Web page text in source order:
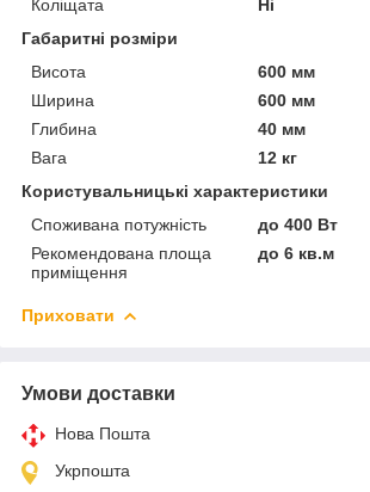
Коліщата
Ні
Габаритні розміри
Висота
600 мм
Ширина
600 мм
Глибина
40 мм
Вага
12 кг
Користувальницькі характеристики
Споживана потужність
до 400 Вт
Рекомендована площа
приміщення
до 6 кв.м
Приховати
Умови доставки
Нова Пошта
Укрпошта